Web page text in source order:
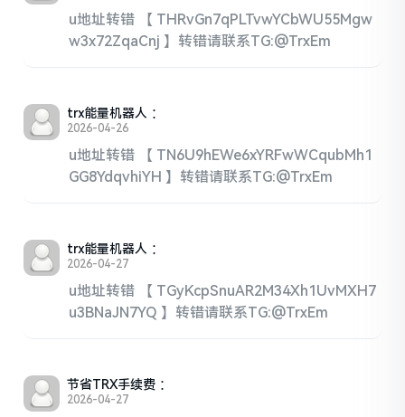
u地址转错 【 THRvGn7qPLTvwYCbWU55Mgw
w3x72ZqaCnj 】转错请联系TG:@TrxEm
trx能量机器人 ：
2026-04-26
u地址转错 【 TN6U9hEWe6xYRFwWCqubMh1
GG8YdqvhiYH 】转错请联系TG:@TrxEm
trx能量机器人 ：
2026-04-27
u地址转错 【 TGyKcpSnuAR2M34Xh1UvMXH7
u3BNaJN7YQ 】转错请联系TG:@TrxEm
节省TRX手续费 ：
2026-04-27